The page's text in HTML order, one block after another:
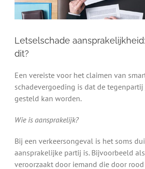
Letselschade
dit?
Een vereiste voor het claimen van
schadevergoeding is dat de tegenpartij
gesteld kan worden.
Wie is aansprakelijk?
Bij een verkeersongeval is het soms
aansprakelijke partij is. Bijvoorbeeld
veroorzaakt door iemand die door